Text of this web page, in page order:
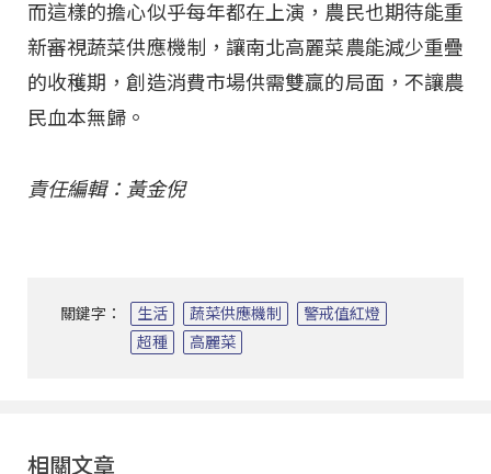
而這樣的擔心似乎每年都在上演，農民也期待能重
新審視蔬菜供應機制，讓南北高麗菜農能減少重疊
的收穫期，創造消費市場供需雙贏的局面，不讓農
民血本無歸。
責任編輯：黃金倪
關鍵字： 生活 蔬菜供應機制
警戒值紅燈
超種
高麗菜
相關文章